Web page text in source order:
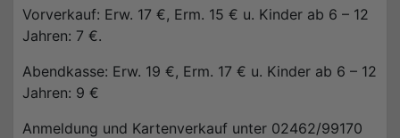
Vorverkauf: Erw. 17 €, Erm. 15 € u. Kinder ab 6 – 12
Jahren: 7 €.
Abendkasse: Erw. 19 €, Erm. 17 € u. Kinder ab 6 – 12
Jahren: 9 €
Anmeldung und Kartenverkauf unter 02462/99170